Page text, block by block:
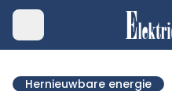
Hernieuwbare energie